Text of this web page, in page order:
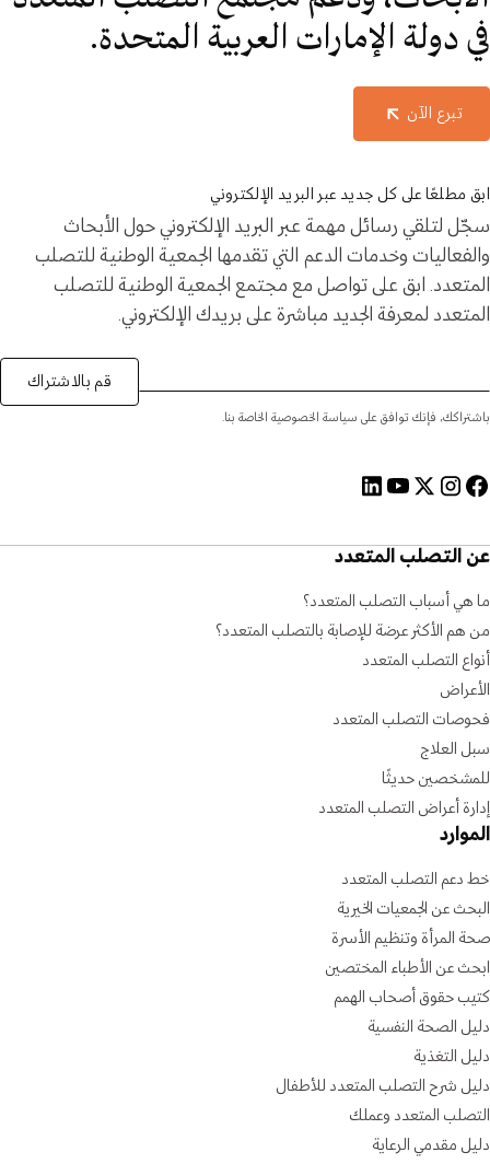
في دولة الإمارات العربية المتحدة.
تبرع الآن
ابق مطلعًا على كل جديد عبر البريد الإلكتروني
سجّل لتلقي رسائل مهمة عبر البريد الإلكتروني حول الأبحاث
والفعاليات وخدمات الدعم التي تقدمها الجمعية الوطنية للتصلب
المتعدد. ابق على تواصل مع مجتمع الجمعية الوطنية للتصلب
المتعدد لمعرفة الجديد مباشرة على بريدك الإلكتروني.
باشتراكك، فإنك توافق على سياسة الخصوصية الخاصة بنا.
قم بالاشتراك
عن التصلب المتعدد
ما هي أسباب التصلب المتعدد؟
من هم الأكثر عرضة للإصابة بالتصلب المتعدد؟
أنواع التصلب المتعدد
الأعراض
فحوصات التصلب المتعدد
سبل العلاج
للمشخصين حديثًا
إدارة أعراض التصلب المتعدد
الموارد
خط دعم التصلب المتعدد
البحث عن الجمعيات الخيرية
صحة المرأة وتنظيم الأسرة
ابحث عن الأطباء المختصين
كتيب حقوق أصحاب الهمم
دليل الصحة النفسية
دليل التغذية
دليل شرح التصلب المتعدد للأطفال
التصلب المتعدد وعملك
دليل مقدمي الرعاية